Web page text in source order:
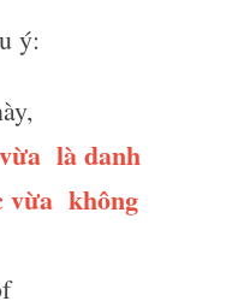
ý:
vừa  là danh
không